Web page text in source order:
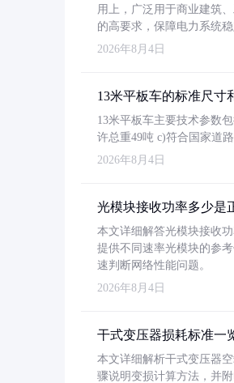
用上，广泛用于商业建筑
的高要求，保障电力系统稳
2026年8月4日
13米平板车的标准尺寸
13米平板车主要技术参数
许总重49吨 c)符合国家道
2026年8月4日
光模块接收功率多少是
本文详细解答光模块接收
提供不同速率光模块的参
速判断网络性能问题。
2026年8月4日
干式变压器损耗标准一
本文详细解析干式变压器
骤说明变损计算方法，并